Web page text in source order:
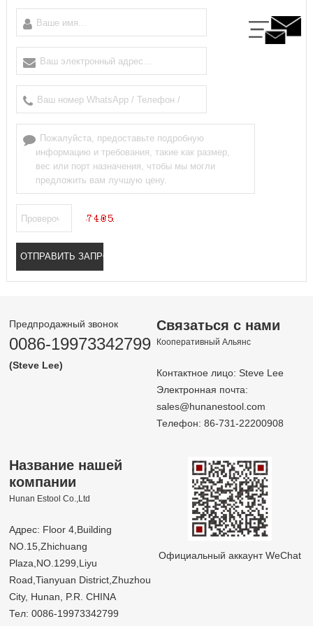
Предпродажный звонок
0086-19973342799
(Steve Lee)
Связаться с нами
Кооперативный Альянс
Контактное лицо: Steve Lee
Электронная почта:
sales@hunanestool.com
Телефон: 86-731-22200908
Название нашей
компании
Hunan Estool Co.,Ltd
Адрес: Floor 4,Building
NO.15,Zhichuang
Plaza,NO.1299,Liyu
Road,Tianyuan District,Zhuzhou
City, Hunan, P.R. CHINA
Тел: 0086-19973342799
Официальный аккаунт WeChat